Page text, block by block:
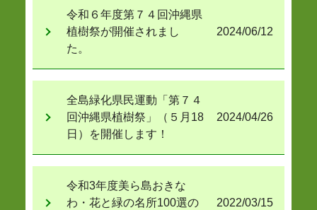
令和６年度第７４回沖縄県
植樹祭が開催されまし
た。
2024/06/12
全島緑化県民運動「第７４
回沖縄県植樹祭」（５月18
日）を開催します！
2024/04/26
令和3年度美ら島おきな
わ・花と緑の名所100選の
2022/03/15